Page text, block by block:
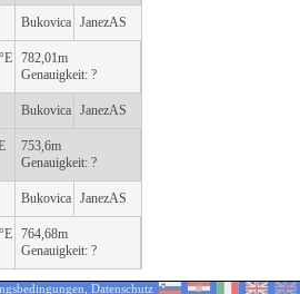
Bukovica JanezAS
782,01m
Genauigkeit: ?
Bukovica JanezAS
753,6m
Genauigkeit: ?
Bukovica JanezAS
764,68m
Genauigkeit: ?
Datenschutz